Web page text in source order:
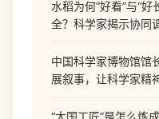
水稻为何“好看”与“好
全？科学家揭示协同
中国科学家博物馆馆
展叙事，让科学家精
“大国工匠”是怎么炼